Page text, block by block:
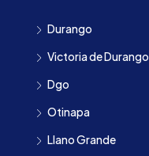
Durango
Victoria de Durango
Dgo
Otinapa
Llano Grande